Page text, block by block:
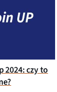
2024: czy to